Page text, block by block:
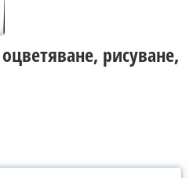
рисуване,